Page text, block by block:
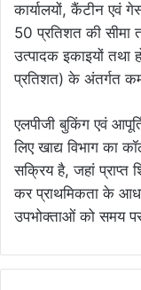
कार्यालयों, कैंटीन एवं
50 प्रतिशत की
उत्पादक इकाइयों तथा
प्रतिशत) के अंतर्गत
एलपीजी बुकिंग एवं
लिए खाद्य विभाग
सक्रिय है, जहां
कर प्राथमिकता के
उपभोक्ताओं को समय